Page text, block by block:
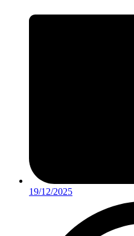
19/12/2025